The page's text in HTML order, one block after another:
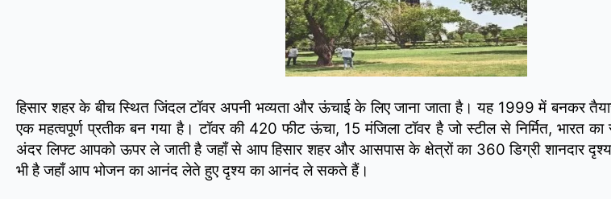
हिसार शहर के बीच स्थित जिंदल टॉवर अपनी भव्यता और ऊंचाई के लिए जाना जाता है। यह 1999 में बनकर
एक महत्वपूर्ण प्रतीक बन गया है। टॉवर की 420 फीट ऊंचा, 15 मंजिला टॉवर है जो स्टील से निर्मित, भारत
अंदर लिफ्ट आपको ऊपर ले जाती है जहाँ से आप हिसार शहर और आसपास के क्षेत्रों का 360 डिग्री शानदार
भी है जहाँ आप भोजन का आनंद लेते हुए दृश्य का आनंद ले सकते हैं।